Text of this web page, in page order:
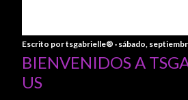
Escrito portsgabrielle® sábado,
BIENVENIDOS A
US